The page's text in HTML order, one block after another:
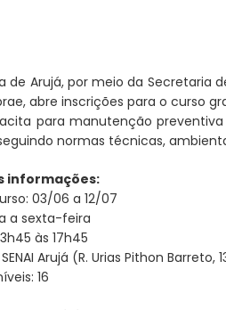
de Arujá, por meio da Secretaria
abre inscrições para o curso
para manutenção
normas técnicas,
informações:
03/06 a 12/07
a sexta-feira
às 17h45
Arujá (R. Urias Pithon Barreto,
16